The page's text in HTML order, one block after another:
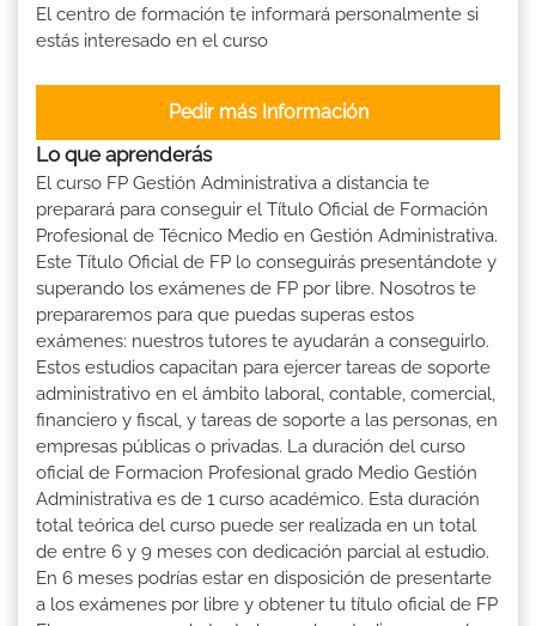
El centro de formación te informará personalmente si
estás interesado en el curso
Pedir más Información
Lo que aprenderás
El curso FP Gestión Administrativa a distancia te
preparará para conseguir el Título Oficial de Formación
Profesional de Técnico Medio en Gestión Administrativa.
Este Título Oficial de FP lo conseguirás presentándote y
superando los exámenes de FP por libre. Nosotros te
prepararemos para que puedas superas estos
exámenes: nuestros tutores te ayudarán a conseguirlo.
Estos estudios capacitan para ejercer tareas de soporte
administrativo en el ámbito laboral, contable, comercial,
financiero y fiscal, y tareas de soporte a las personas, en
empresas públicas o privadas. La duración del curso
oficial de Formacion Profesional grado Medio Gestión
Administrativa es de 1 curso académico. Esta duración
total teórica del curso puede ser realizada en un total
de entre 6 y 9 meses con dedicación parcial al estudio.
En 6 meses podrías estar en disposición de presentarte
a los exámenes por libre y obtener tu título oficial de FP